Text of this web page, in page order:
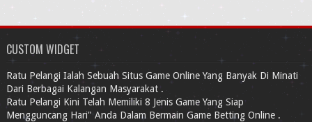
CUSTOM WIDGET
Ratu Pelangi Ialah Sebuah Situs Game Online Yang Banyak Di Minati
Dari Berbagai Kalangan Masyarakat .
Ratu Pelangi Kini Telah Memiliki 8 Jenis Game Yang Siap
Mengguncang Hari" Anda Dalam Bermain Game Betting Online .